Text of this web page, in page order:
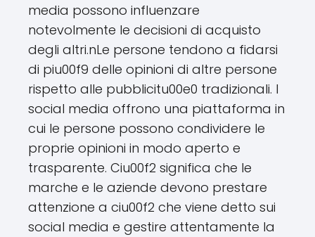
media possono influenzare
notevolmente le decisioni di acquisto
degli altri.nLe persone tendono a fidarsi
di piu00f9 delle opinioni di altre persone
rispetto alle pubblicitu00e0 tradizionali. I
social media offrono una piattaforma in
cui le persone possono condividere le
proprie opinioni in modo aperto e
trasparente. Ciu00f2 significa che le
marche e le aziende devono prestare
attenzione a ciu00f2 che viene detto sui
social media e gestire attentamente la